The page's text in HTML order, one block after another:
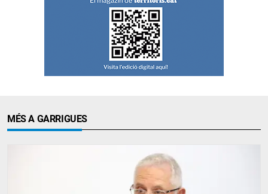
MÉS A GARRIGUES